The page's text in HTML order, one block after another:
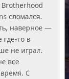
сломался.
наверное —
то в
не играл.
все
С